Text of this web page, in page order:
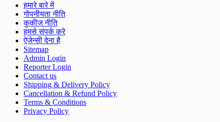
हमारे बारे में
गोपनीयता नीति
कुकीज नीति
हमसे संपर्क करे
ऐजेन्सी देना है
Sitemap
Admin Login
Reporter Login
Contact us
Shipping & Delivery Policy
Cancellation & Refund Policy
Terms & Conditions
Privacy Policy